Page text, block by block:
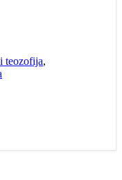
teozofija,